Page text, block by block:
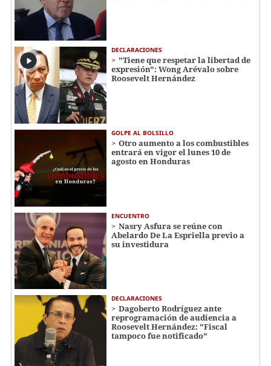
DECLARACIONES
"Tiene que respetar la libertad de
expresión": Wong Arévalo sobre
Roosevelt Hernández
GOLPE AL BOLSILLO
Otro aumento a los combustibles
entrará en vigor el lunes 10 de
agosto en Honduras
ENCUENTRO
Nasry Asfura se reúne con
Abelardo De La Espriella previo a
su investidura
DECLARACIONES
Dagoberto Rodríguez ante
reprogramación de audiencia a
Roosevelt Hernández: "Fiscal
tampoco fue notificado"